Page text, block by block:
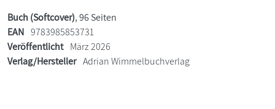
Buch (Softcover), 96 Seiten
EAN 9783985853731
Veröffentlicht März 2026
Verlag/Hersteller Adrian Wimmelbuchverlag